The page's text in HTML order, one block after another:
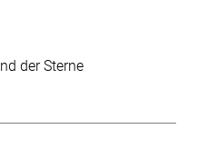
der Sterne